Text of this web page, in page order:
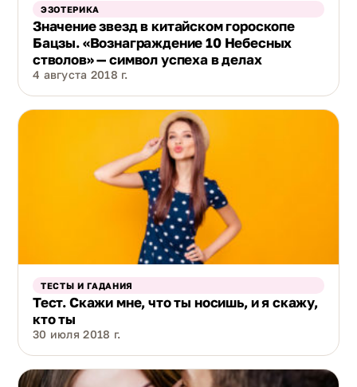
ЭЗОТЕРИКА
Значение звезд в китайском гороскопе
Бацзы. «Вознаграждение 10 Небесных
стволов» — символ успеха в делах
4 августа 2018 г.
ТЕСТЫ И ГАДАНИЯ
Тест. Скажи мне, что ты носишь, и я скажу,
кто ты
30 июля 2018 г.